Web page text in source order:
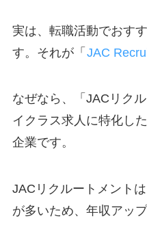
実は、転職活動でおす
す。それが「 JAC
なぜなら、「JACリク
イクラス求人に特化し
企業です。
JACリクルートメント
が多いため、年収アッ